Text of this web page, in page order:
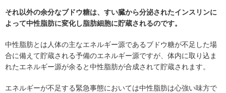
それ以外の余分なブドウ糖は、すい臓から分泌されたインスリンに
よって中性脂肪に変化し脂肪細胞に貯蔵されるのです。
中性脂肪とは人体の主なエネルギー源であるブドウ糖が不足した場
合に備えて貯蔵される予備のエネルギー源ですが、体内に取り込ま
れたエネルギー源が余ると中性脂肪が合成されて貯蔵されます。
エネルギーが不足する緊急事態においては中性脂肪は心強い味方で